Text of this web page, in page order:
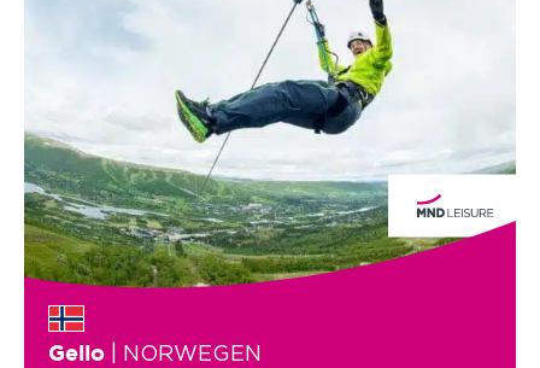
Geilo | NORWEGEN